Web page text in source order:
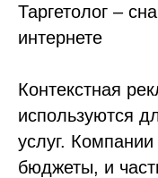
Таргетолог –
интернете
Контекстная
используются
услуг.
бюджеты, и